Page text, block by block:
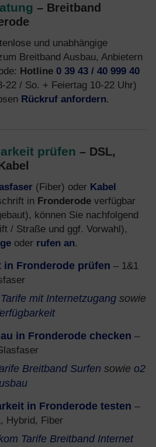
– Breitband
und unabhängige
Breitband Ausbau, Anbietern
Hotline 0 39 43 / 40 999 40
22 / So. + Feiertag 10-22 Uhr)
Rückruf anfordern.
prüfen – DSL,
(Fiber) oder Kabel
in Fronderode verfügbar
können Sie nachfolgend
/ Straße und ggf. Vorwahl),
oder rufen an.
in Fronderode prüfen – 1&1
mit Internetzugang sowie
in Fronderode checken –
Breitband Surfen sowie o2
in Fronderode testen –
Hybrid, Fiber
Tarife Breitband Internet